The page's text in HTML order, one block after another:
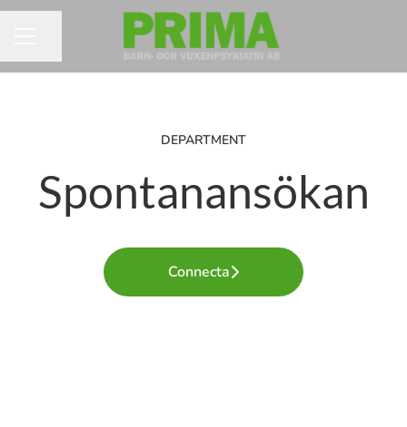
DEPARTMENT
Spontanansökan
Connecta